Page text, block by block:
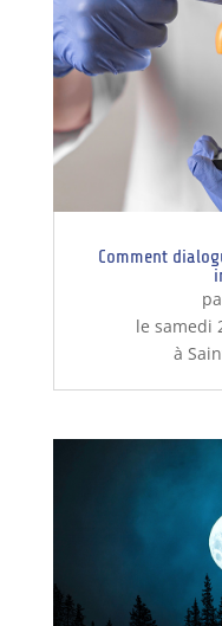
Comment
le samedi
à